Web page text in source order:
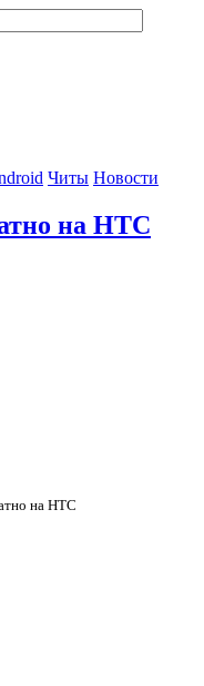
Читы Новости
на HTC